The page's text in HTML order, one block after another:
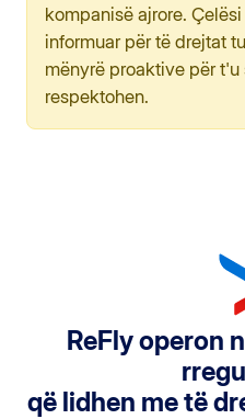
kompanisë ajrore.
informuar për të drejtat
mënyrë proaktive për t'u
respektohen.
ReFly operon
që lidhen me të